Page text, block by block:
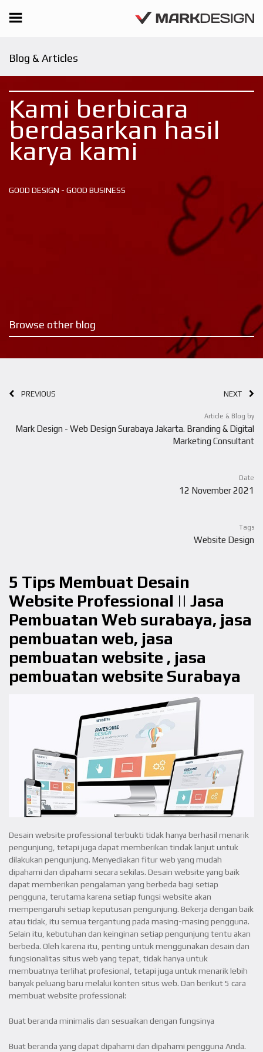
Blog & Articles
Kami berbicara
berdasarkan hasil
karya kami
GOOD DESIGN - GOOD BUSINESS
Browse other blog
PREVIOUS NEXT
Article & Blog by
Mark Design - Web Design Surabaya Jakarta. Branding & Digital
Marketing Consultant
Date
12 November 2021
Tags
Website Design
5 Tips Membuat Desain
Website Professional || Jasa
Pembuatan Web surabaya, jasa
pembuatan web, jasa
pembuatan website , jasa
pembuatan website Surabaya
Desain website professional terbukti tidak hanya berhasil menarik
pengunjung, tetapi juga dapat memberikan tindak lanjut untuk
dilakukan pengunjung. Menyediakan fitur web yang mudah
dipahami dan dipahami secara sekilas. Desain website yang baik
dapat memberikan pengalaman yang berbeda bagi setiap
pengguna, terutama karena setiap fungsi website akan
mempengaruhi setiap keputusan pengunjung. Bekerja dengan baik
atau tidak, itu semua tergantung pada masing-masing pengguna.
Selain itu, kebutuhan dan keinginan setiap pengunjung tentu akan
berbeda. Oleh karena itu, penting untuk menggunakan desain dan
fungsionalitas situs web yang tepat, tidak hanya untuk
membuatnya terlihat profesional, tetapi juga untuk menarik lebih
banyak peluang baru melalui konten situs web. Dan berikut 5 cara
membuat website professional:
Buat beranda minimalis dan sesuaikan dengan fungsinya
Buat beranda yang dapat dipahami dan dipahami pengguna Anda.